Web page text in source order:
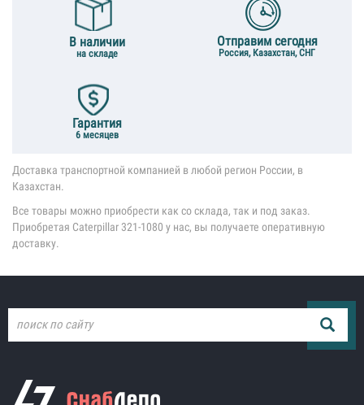
В наличии
на складе
Отправим сегодня
Россия, Казахстан, СНГ
Гарантия
6 месяцев
Доставка транспортной компанией в любой регион России, в
Казахстан.
Все товары можно приобрести как со склада, так и под заказ.
Приобретая Caterpillar 321-1080 у нас, вы получаете оперативную
доставку.